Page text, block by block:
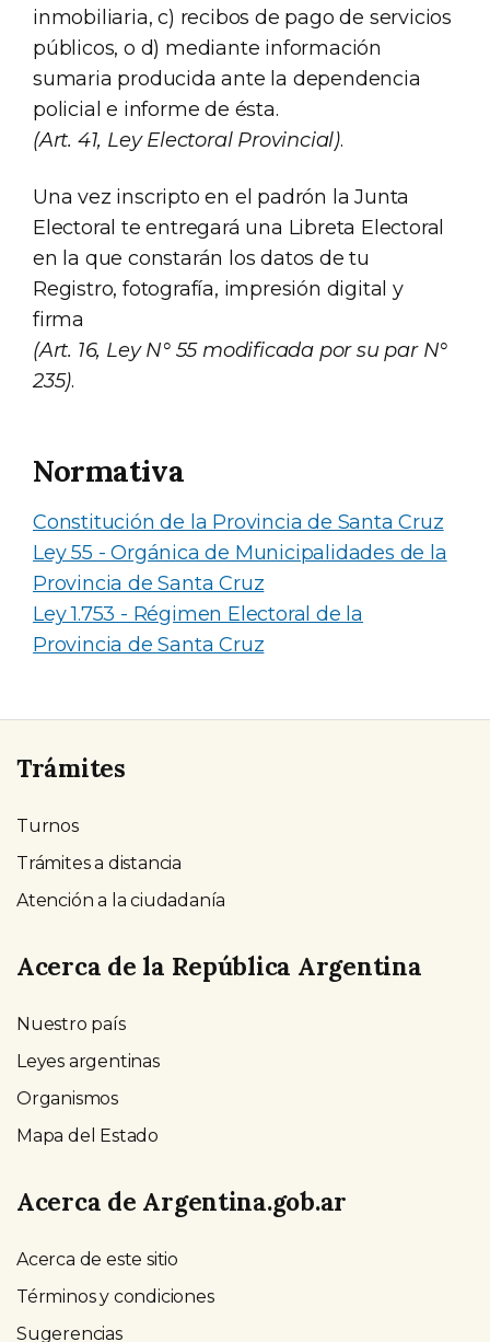
inmobiliaria, c) recibos de pago de servicios
públicos, o d) mediante información
sumaria producida ante la dependencia
policial e informe de ésta.
(Art. 41, Ley Electoral Provincial).
Una vez inscripto en el padrón la Junta
Electoral te entregará una Libreta Electoral
en la que constarán los datos de tu
Registro, fotografía, impresión digital y
firma
(Art. 16, Ley N° 55 modificada por su par N°
235).
Normativa
Constitución de la Provincia de Santa Cruz
Ley 55 - Orgánica de Municipalidades de la
Provincia de Santa Cruz
Ley 1.753 - Régimen Electoral de la
Provincia de Santa Cruz
Trámites
Turnos
Trámites a distancia
Atención a la ciudadanía
Acerca de la República Argentina
Nuestro país
Leyes argentinas
Organismos
Mapa del Estado
Acerca de Argentina.gob.ar
Acerca de este sitio
Términos y condiciones
Sugerencias